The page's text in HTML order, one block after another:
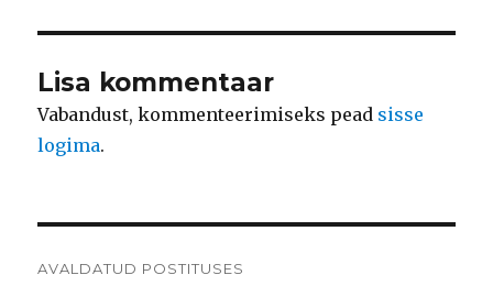
Lisa kommentaar
Vabandust, kommenteerimiseks pead sisse
logima.
AVALDATUD POSTITUSES